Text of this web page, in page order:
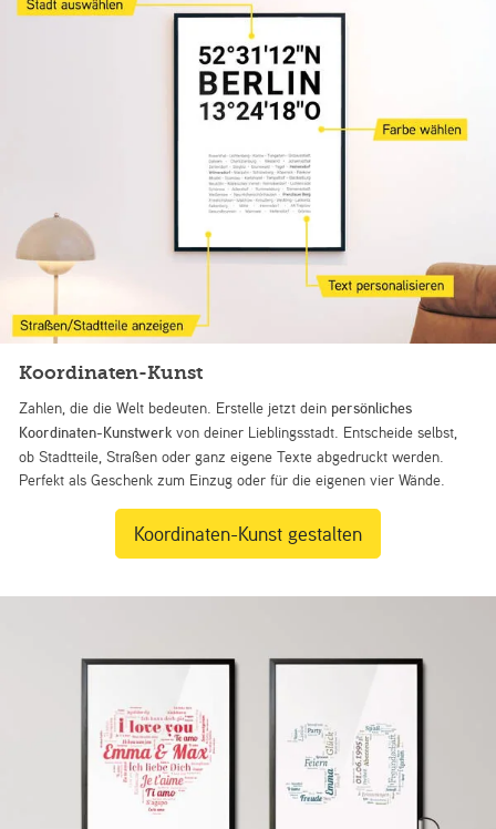
Koordinaten-Kunst
Zahlen, die die Welt bedeuten. Erstelle jetzt dein persönliches
Koordinaten-Kunstwerk von deiner Lieblingsstadt. Entscheide selbst,
ob Stadtteile, Straßen oder ganz eigene Texte abgedruckt werden.
Perfekt als Geschenk zum Einzug oder für die eigenen vier Wände.
Koordinaten-Kunst gestalten